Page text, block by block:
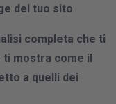
del tuo sito
completa che ti
mostra come il
a quelli dei